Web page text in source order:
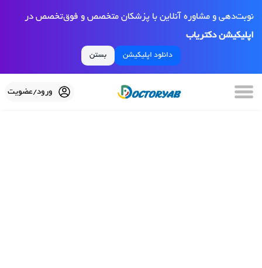
نوبت‌دهی و مشاوره آنلاین با پزشکان متخصص و فوق‌تخصص در
اپلیکیشن دکتریاب
دانلود اپلیکیشن بستن
ورود/عضویت